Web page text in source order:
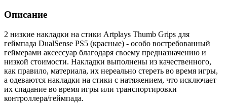
Описание
2 низкие накладки на стики Artplays Thumb Grips для
геймпада DualSense PS5 (красные) - особо востребованный
геймерами аксессуар благодаря своему предназначению и
низкой стоимости. Накладки выполнены из качественного,
как правило, материала, их нереально стереть во время игры,
а одеваются накладки на стики с натяжением, что исключает
их спадание во время игры или транспортировки
контроллера/геймпада.